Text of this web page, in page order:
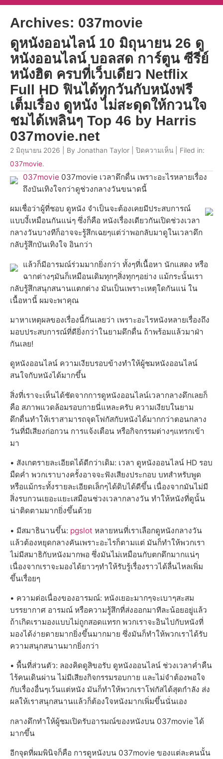
Archives: 037movie
ดูหนังออนไลน์ 10 มิถุนายน 26 ดู
หนังออนไลน์ บอลสด การ์ตูน ซีรีย์
หนังฮิต ครบที่เว็บเดียว Netflix
Full HD ฟินได้ทุกวันกับหนังฟรี
เต็มเรื่อง ดูหนัง ไม่สะดุดให้กวนใจ
ชมได้เพลินๆ Top 46 by Harris
037movie.net
2 มิถุนายน 2026 | By Jonathan Taylor |ปิดความเห็น
| Filed in:
037movie.
037movie 037movie เวลาดึกดื่น เพราะอะไรหลายเรื่อง
ถึงบันเทิงใจกว่าดูช่วงกลางวันขนาดนี้
ผมเชื่อว่าผู้ที่ชอบ ดูหนัง จำเป็นจะต้องเคยมีประสบการณ์
แบบงี้เหมือนกันแน่ๆ ซึ่งก็คือ หนังเรื่องเดียวกันเปิดช่วงเวลา
กลางวันบางทีก็อาจจะรู้สึกเฉยๆแต่ว่าพอกลับมาดูในเวลาดึก
กลับรู้สึกบันเทิงใจ อินกว่า
แล้วก็มีอารมณ์ร่วมมากยิ่งกว่า ทั้งๆที่เนื้อหา นักแสดง หรือ
ฉากต่างๆมันก็เหมือนเดิมทุกๆสิ่งทุกๆอย่าง แม้กระนั้นเรา
กลับรู้สึกสนุกสนานแตกต่าง มันเป็นเพราะเหตุใดกันแน่ ใน
เนื้อหานี้ ผมจะพาคุณ
มาหาเหตุผลของเรื่องนี้กันเลยว่า เพราะอะไรหนังหลายเรื่องถึง
มอบประสบการณ์ที่ดียิ่งกว่าในยามดึกดื่น ถ้าพร้อมแล้วมาฝ่า
กันเลย!
ดูหนังออนไลน์ ความเงียบรอบข้างทำให้ผู้ชมหนังออนไลน์
สนใจกับหนังได้มากขึ้น
สิ่งที่เราจะเห็นได้ชัดจากการดูหนังออนไลน์เวลากลางดึกเลยก็
คือ สภาพแวดล้อมรอบกายนี่แหละครับ ความเงียบในยาม
ดึกดื่นทำให้เราสามารถจุดโฟกัสกับหนังได้มากกว่าตอนกลาง
วันที่มีเสียงก่อกวน การแจ้งเตือน หรือกิจกรรมต่างๆแทรกเข้า
มา
• สังเกตรายละเอียดได้ดีกว่าเดิม: เวลา ดูหนังออนไลน์ HD รอบ
มืดค่ำ พวกเราบางครั้งอาจจะฟังเสียงประกอบ บทสำหรับพูด
หรือแม้กระทั้งรายละเอียดเล็กๆได้ดิบได้ดีขึ้น เนื่องจากมันไม่มี
สิ่งรบกวนเยอะแยะเสมือนช่วงเวลากลางวัน ทำให้หนังที่ดูนั้น
น่าติดตามมากยิ่งขึ้นด้วย
• มีสมาธินานขึ้น: pgslot หลายหนที่เราเลือกดูหนังกลางวัน
แล้วต้องหยุดกลางคันเพราะอะไรก็ตามแต่ มันก็ทำให้พวกเรา
ไม่มีสมาธิกับหนังมากพอ ซึ่งมันไม่เหมือนกับตกดึกมากแน่ๆ
เนื่องจากเราจะมองได้ยาวๆทำให้รับรู้เรื่องราวได้ลื่นไหลเพิ่ม
ขึ้นเรื่อยๆ
• ความต่อเนื่องของอารมณ์: หนังเยอะมากๆจะเบาๆสะสม
บรรยากาศ อารมณ์ หรือความรู้สึกที่ส่งออกมาทีละน้อยอยู่แล้ว
ถ้าเกิดเรามองแบบไม่ถูกสอดแทรก พวกเราจะอินไปกับหนังที่
มองได้ง่ายดายมากยิ่งขึ้นมากมาย ซึ่งมันก็ทำให้พวกเราได้รับ
ความสนุกสนานมากยิ่งกว่า
• พื้นที่ส่วนตัว: ลองคิดดูสิขอรับ ดูหนังออนไลน์ ช่วงเวลาค่ำคืน
ไร้คนเดินผ่าน ไม่มีเสียงกิจกรรมรอบกาย และไม่จำต้องพอใจ
กับเรื่องอื่นๆเว้นแต่หนัง มันก็ทำให้พวกเราโฟกัสได้สุดกำลัง ส่ง
ผลให้เราสนุกสนานแล้วก็ต้องใจหนังมากเพิ่มขึ้นนั่นเอง
กลางดึกทำให้ผู้ชมเปิดรับอารมณ์ของหนังบน 037movie ได้
มากขึ้น
อีกจุดที่ผมพินิจก็คือ การดูหนังบน 037movie ของแต่ละคนนั้น